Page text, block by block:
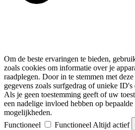
Om de beste ervaringen te bieden,
zoals cookies om informatie over je
raadplegen. Door in te stemmen met
gegevens zoals surfgedrag of unieke
Als je geen toestemming geeft of uw
een nadelige invloed hebben op bepaalde
mogelijkheden.
Functioneel
Functioneel Altijd actief